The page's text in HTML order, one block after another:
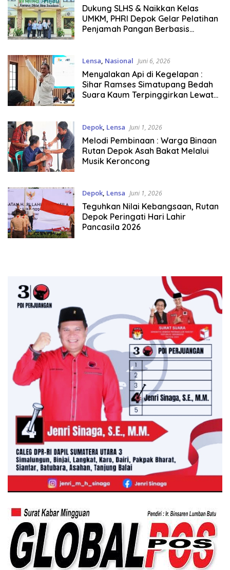
Dukung SLHS & Naikkan Kelas
UMKM, PHRI Depok Gelar Pelatihan
Penjamah Pangan Berbasis
Lensa, Nasional Juni 6, 2026
Menyalakan Api di Kegelapan :
Sihar Ramses Simatupang Bedah
Suara Kaum Terpinggirkan Lewat
Depok, Lensa Juni 1, 2026
Melodi Pembinaan : Warga Binaan
Rutan Depok Asah Bakat Melalui
Musik Keroncong
Depok, Lensa Juni 1, 2026
Teguhkan Nilai Kebangsaan, Rutan
Depok Peringati Hari Lahir
Pancasila 2026